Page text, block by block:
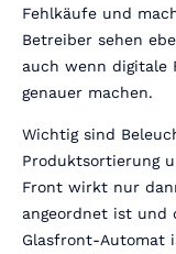
Fehlkäufe und
Betreiber sehen
auch wenn digitale
genauer machen.
Wichtig sind
Produktsortierung
Front wirkt nur
angeordnet ist und
Glasfront-Automat